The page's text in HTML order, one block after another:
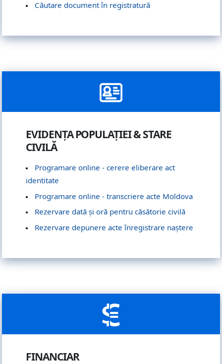
Căutare document în registratură
EVIDENȚA POPULAȚIEI & STARE
CIVILĂ
Programare online - cerere eliberare act
identitate
Programare online - transcriere acte Moldova
Rezervare dată și oră pentru căsătorie civilă
Rezervare depunere acte înregistrare naștere
FINANCIAR